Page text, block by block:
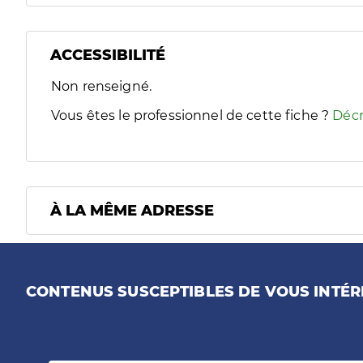
ACCESSIBILITÉ
Filtres
Sélectionnez un ou plusieurs handicaps/besoins
Non renseigné.
Vous êtes le professionnel de cette fiche ?
À LA MÊME ADRESSE
CONTENUS SUSCEPTIBLES DE VOUS